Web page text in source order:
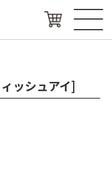
ッシュアイ]